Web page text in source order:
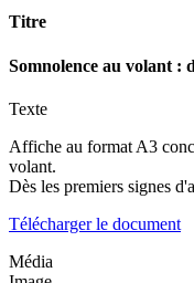
Titre
Somnolence au volant :
Texte
Affiche au format A3
volant.
Dès les premiers signes
Télécharger le document
Média